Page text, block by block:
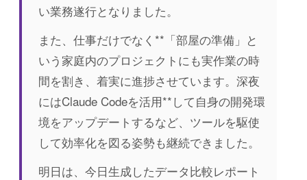
い業務遂行となりました。
また、仕事だけでなく**「部屋の準備」と
いう家庭内のプロジェクトにも実作業の時
間を割き、着実に進捗させています。深夜
にはClaude Codeを活用**して自身の開発環
境をアップデートするなど、ツールを駆使
して効率化を図る姿勢も継続できました。
明日は、今日生成したデータ比較レポート